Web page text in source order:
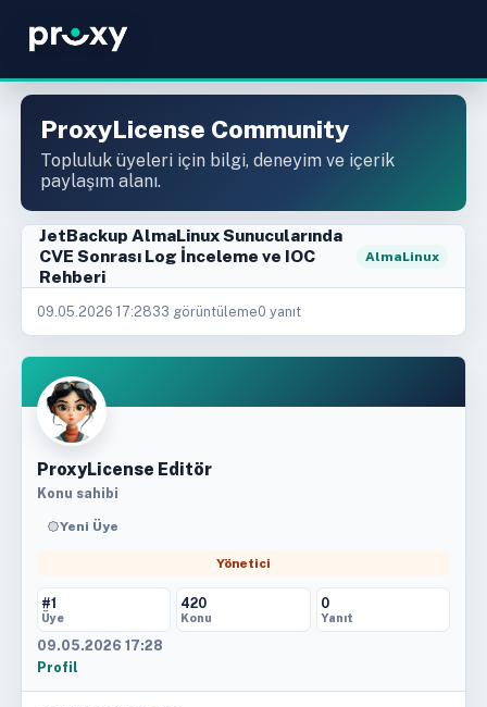
ProxyLicense Community
Topluluk üyeleri için bilgi, deneyim ve içerik
paylaşım alanı.
JetBackup AlmaLinux Sunucularında
CVE Sonrası Log İnceleme ve IOC
Rehberi
AlmaLinux
09.05.2026 17:2833 görüntüleme0 yanıt
ProxyLicense Editör
Konu sahibi
Yeni Üye
Yönetici
#1
Üye
420
Konu
0
Yanıt
09.05.2026 17:28
Profil